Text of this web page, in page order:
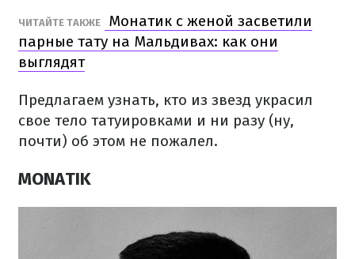
ЧИТАЙТЕ ТАКЖЕ
Монатик с женой засветили
парные тату на Мальдивах: как они
выглядят
Предлагаем узнать, кто из звезд украсил
свое тело татуировками и ни разу (ну,
почти) об этом не пожалел.
MONATIK